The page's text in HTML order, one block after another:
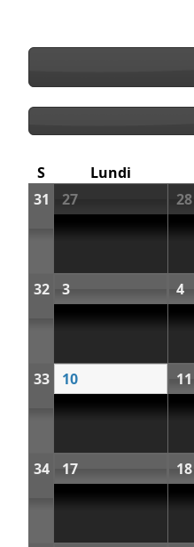
S
Lundi
31
27 28
32 3 4
33 10 11
34 17 18